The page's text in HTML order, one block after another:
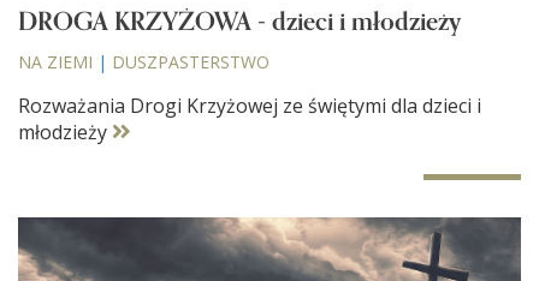
DROGA KRZYŻOWA - dzieci i młodzieży
NA ZIEMI | DUSZPASTERSTWO
Rozważania Drogi Krzyżowej ze świętymi dla dzieci i
młodzieży